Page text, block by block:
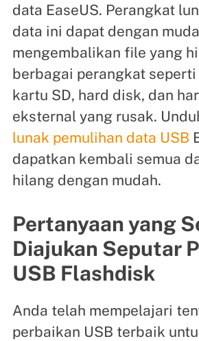
data EaseUS. Perangkat
data ini dapat dengan
mengembalikan file yang
berbagai perangkat
kartu SD, hard disk, dan
eksternal yang rusak.
lunak pemulihan data USB
dapatkan kembali semua
hilang dengan mudah.
Pertanyaan yang
Diajukan Seputar
USB Flashdisk
Anda telah mempelajari
perbaikan USB terbaik